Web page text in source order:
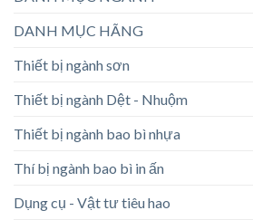
DANH MỤC HÃNG
Thiết bị ngành sơn
Thiết bị ngành Dệt - Nhuộm
Thiết bị ngành bao bì nhựa
Thí bị ngành bao bì in ấn
Dụng cụ - Vật tư tiêu hao